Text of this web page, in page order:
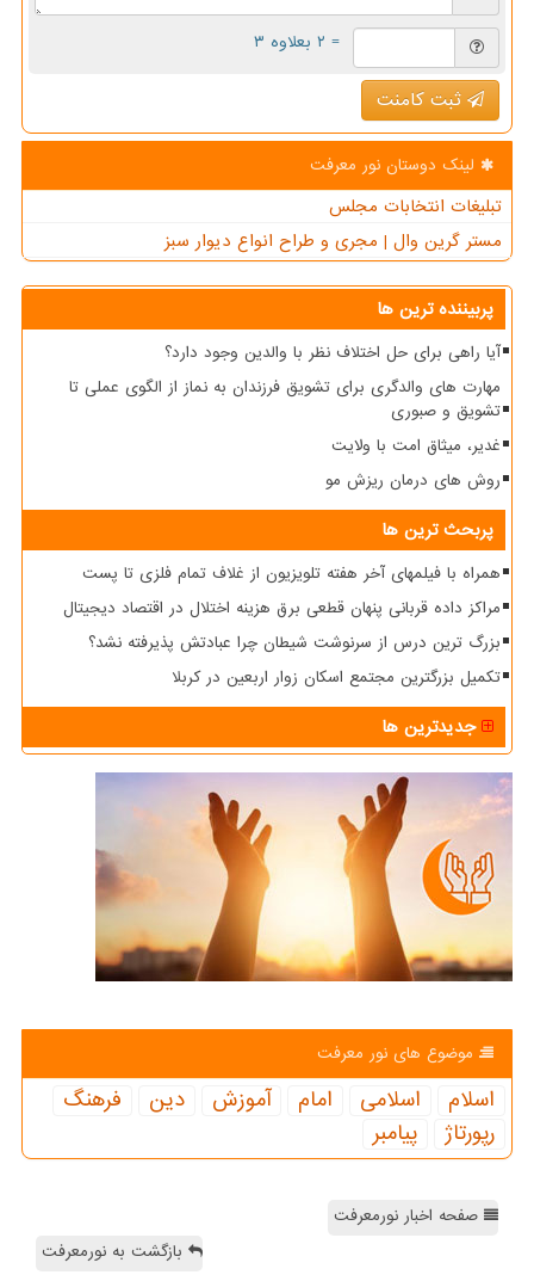
= ۲ بعلاوه ۳
ثبت کامنت
لینک دوستان نور معرفت
تبلیغات انتخابات مجلس
مستر گرین وال | مجری و طراح انواع دیوار سبز
پربیننده ترین ها
آیا راهی برای حل اختلاف نظر با والدین وجود دارد؟
مهارت های والدگری برای تشویق فرزندان به نماز از الگوی عملی تا
تشویق و صبوری
غدیر، میثاق امت با ولایت
روش های درمان ریزش مو
پربحث ترین ها
همراه با فیلمهای آخر هفته تلویزیون از غلاف تمام فلزی تا پست
مراکز داده قربانی پنهان قطعی برق هزینه اختلال در اقتصاد دیجیتال
بزرگ ترین درس از سرنوشت شیطان چرا عبادتش پذیرفته نشد؟
تکمیل بزرگترین مجتمع اسکان زوار اربعین در کربلا
جدیدترین ها
موضوع های نور معرفت
اسلام اسلامی امام آموزش دین
فرهنگ
رپورتاژ
پیامبر
صفحه اخبار نورمعرفت
بازگشت به نورمعرفت